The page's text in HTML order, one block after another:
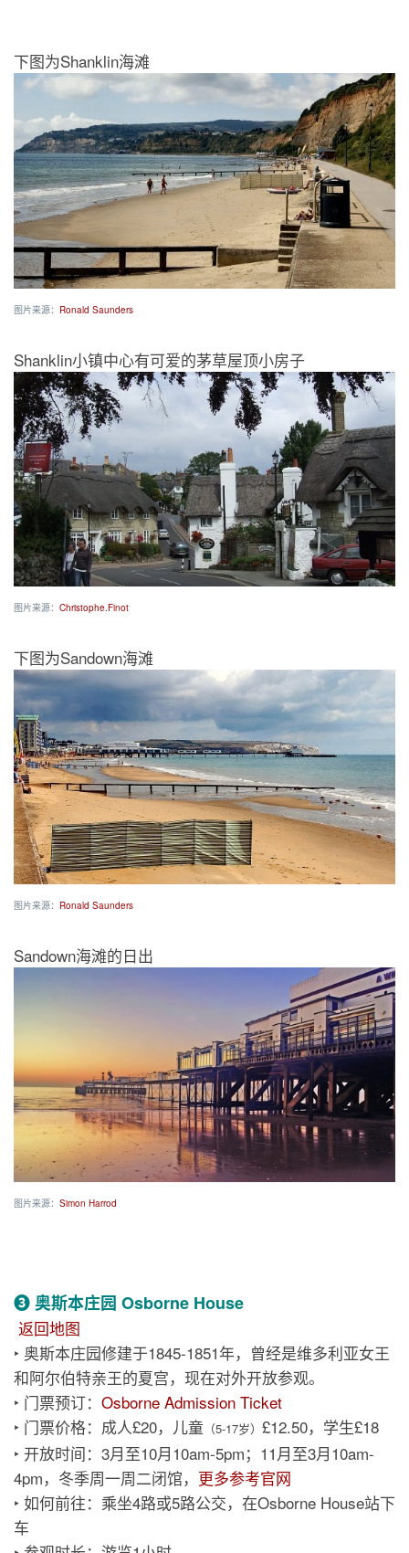
下图为Shanklin海滩
图片来源： Ronald Saunders
Shanklin小镇中心有可爱的茅草屋顶小房子
图片来源： Christophe.Finot
下图为Sandown海滩
图片来源： Ronald Saunders
Sandown海滩的日出
图片来源： Simon Harrod
❸ 奥斯本庄园 Osborne House
返回地图
‣ 奥斯本庄园修建于1845-1851年，曾经是维多利亚女王
和阿尔伯特亲王的夏宫，现在对外开放参观。
‣ 门票预订： Osborne Admission Ticket
‣ 门票价格：成人£20，儿童 （5-17岁） £12.50，学生£18
‣ 开放时间：3月至10月10am-5pm；11月至3月10am-
4pm，冬季周一周二闭馆， 更多参考官网
‣ 如何前往：乘坐4路或5路公交，在Osborne House站下
车